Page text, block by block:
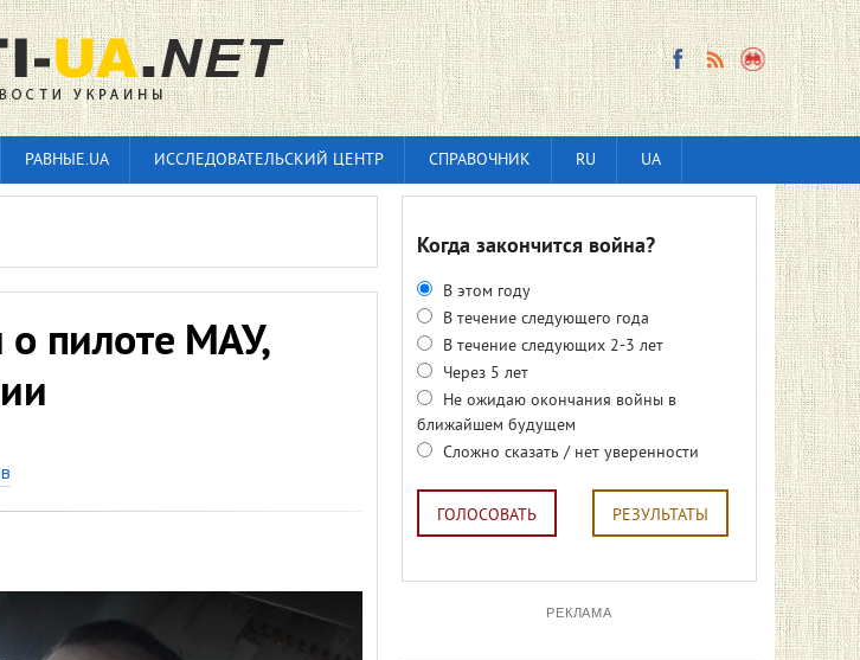
РАВНЫЕ.UA ИССЛЕДОВАТЕЛЬСКИЙ ЦЕНТР СПРАВОЧНИК RU UA
о пилоте МАУ,
Когда закончится война?
В этом году
В течение следующего года
В течение следующих 2-3 лет
Через 5 лет
Не ожидаю окончания войны в
ближайшем будущем
Сложно сказать / нет уверенности
ГОЛОСОВАТЬ РЕЗУЛЬТАТЫ
РЕКЛАМА